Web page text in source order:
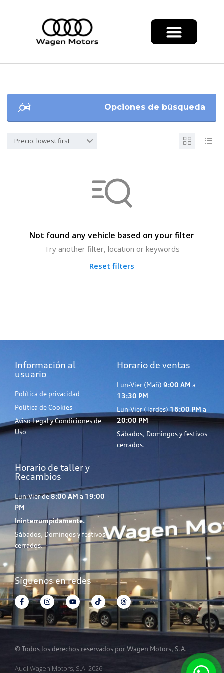
Opciones de búsqueda
Precio: lowest first
Not found any vehicle based on your filter
Try another filter, location or keywords
Reset filters
Información al
usuario
Política de privacidad
Política de Cookies
Aviso Legal y Condiciones de
Uso
Horario de ventas
Lun-Vier (Mañ) 9:00 AM a
13:30 PM
Lun-Vier (Tardes) 16:00 PM a
20:00 PM
Sábados, Domingos y festivos
cerrados.
Horario de taller y
Recambios
Lun-Vier de8:00 AM a 19:00
PM
Ininterrumpidamente.
Sábados, Domingos y festivos
cerrados.
Síguenos en redes
© Todos los derechos reservados por Wagen Motors, S.A.
Audi Wagen Motors, S.A. 2026